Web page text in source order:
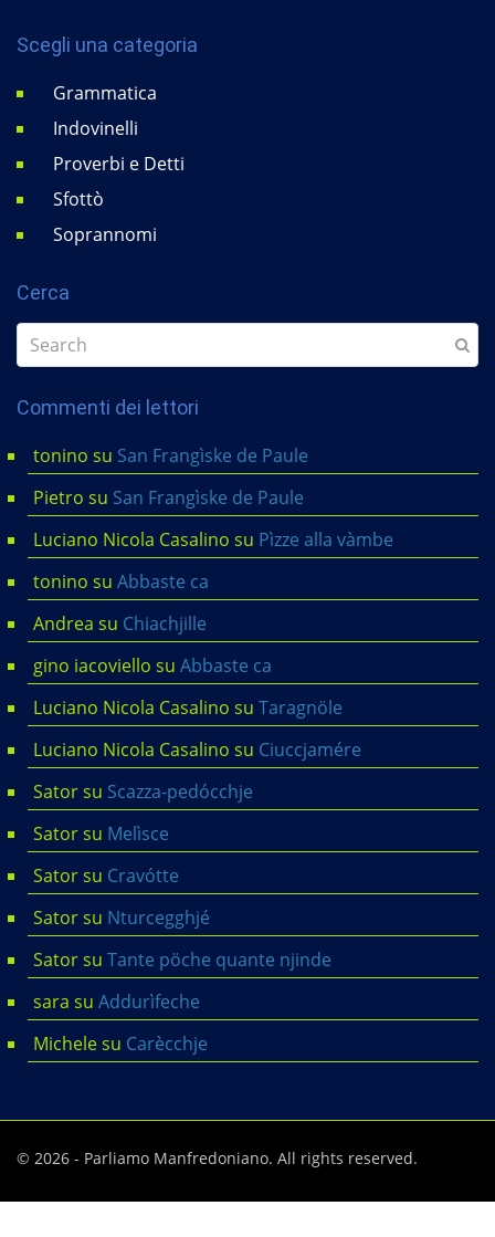
Scegli una categoria
Grammatica
Indovinelli
Proverbi e Detti
Sfottò
Soprannomi
Cerca
Commenti dei lettori
tonino su San Frangìske de Paule
Pietro su San Frangìske de Paule
Luciano Nicola Casalino su Pìzze alla vàmbe
tonino su Abbaste ca
Andrea su Chiachjille
gino iacoviello su Abbaste ca
Luciano Nicola Casalino su Taragnöle
Luciano Nicola Casalino su Ciuccjamére
Satorsu Scazza-pedócchje
Satorsu Melìsce
Satorsu Cravótte
Satorsu Nturcegghjé
Satorsu Tante pöche quante njinde
sara su Addurìfeche
Michelesu Carècchje
© 2026 - Parliamo Manfredoniano. All rights reserved.